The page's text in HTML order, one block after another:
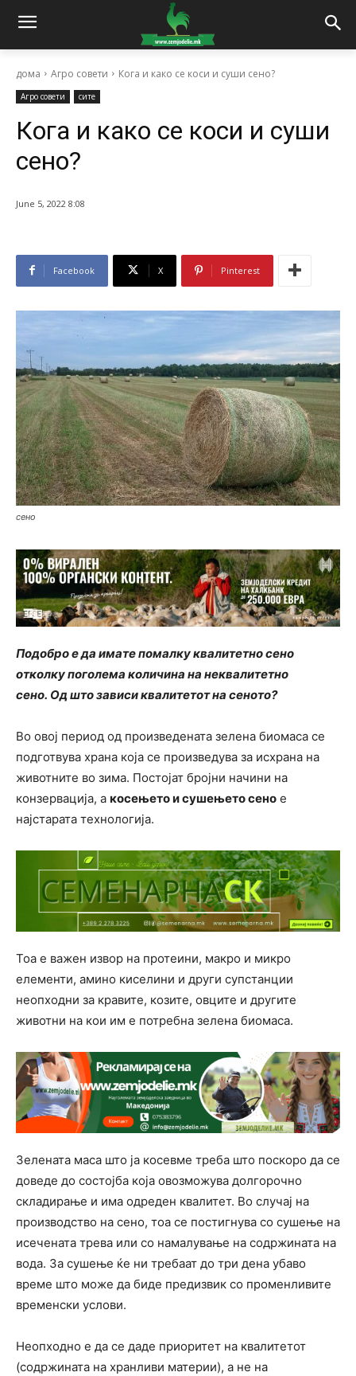
дома Агро совети Кога и како се коси и суши сено?
Агро совети сите
Кога и како се коси и суши
сено?
June 5, 2022 8:08
Facebook X Pinterest
сено
Подобро е да имате помалку квалитетно сено
отколку поголема количина на неквалитетно
сено. Од што зависи квалитетот на сеното?
Во овој период од произведената зелена биомаса се
подготвува храна која се произведува за исхрана на
животните во зима. Постојат бројни начини на
конзервација, а косењето и сушењето сено е
најстарата технологија.
Тоa е важен извор на протеини, макро и микро
елементи, амино киселини и други супстанции
неопходни за кравите, козите, овците и другите
животни на кои им е потребна зелена биомаса.
Зелената маса што ја косевме треба што поскоро да се
доведе до состојба која овозможува долгорочно
складирање и има одреден квалитет. Во случај на
производство на сено, тоа се постигнува со сушење на
исечената трева или со намалување на содржината на
вода. За сушење ќе ни требаат до три дена убаво
време што може да биде предизвик со променливите
временски услови.
Неопходно е да се даде приоритет на квалитетот
(содржината на хранливи материи), а не на